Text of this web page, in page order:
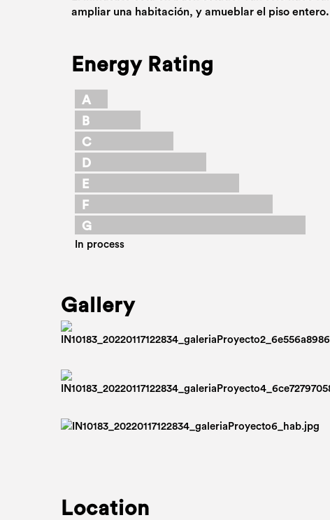
ampliar una habitación, y amueblar el piso entero.
Energy Rating
A
B
C
D
E
F
G
In process
Gallery
Location